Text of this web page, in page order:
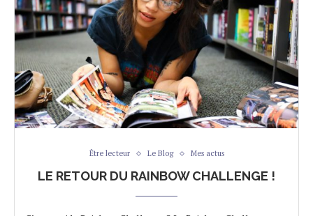
Être lecteur Le Blog Mes actus
LE RETOUR DU RAINBOW CHALLENGE !